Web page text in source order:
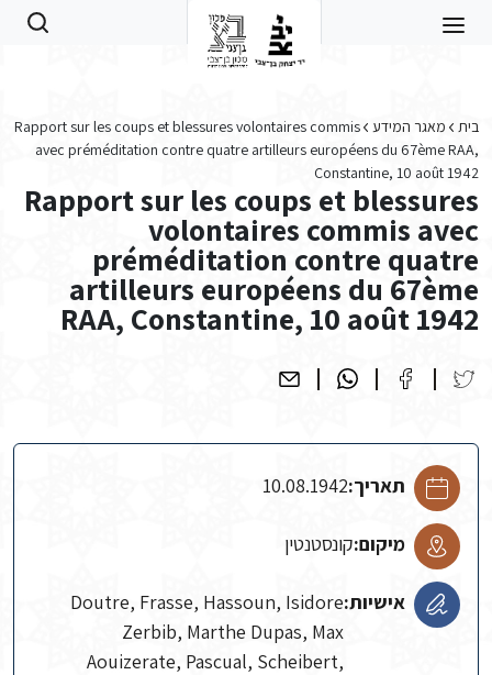
בית מאגר המידע
Rapport sur les coups et blessures volontaires commis
avec préméditation contre quatre artilleurs européens du 67ème RAA,
Constantine, 10 août 1942
Rapport sur les coups et blessures
volontaires commis avec
préméditation contre quatre
artilleurs européens du 67ème
RAA, Constantine, 10 août 1942
תאריך:10.08.1942
מיקום:קונסטנטין
אישיות:Doutre, Frasse, Hassoun, Isidore
Zerbib, Marthe Dupas, Max
Aouizerate, Pascual, Scheibert,